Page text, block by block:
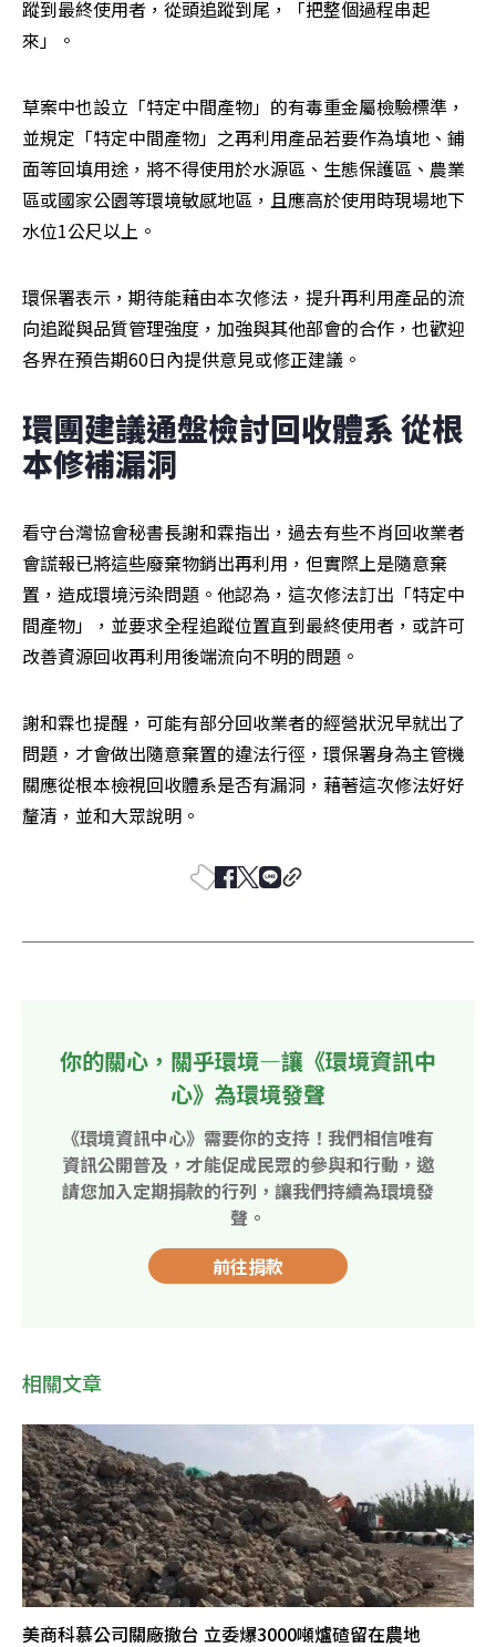
蹤到最終使用者，從頭追蹤到尾，「把整個過程串起
來」。
草案中也設立「特定中間產物」的有毒重金屬檢驗標準，
並規定「特定中間產物」之再利用產品若要作為填地、鋪
面等回填用途，將不得使用於水源區、生態保護區、農業
區或國家公園等環境敏感地區，且應高於使用時現場地下
水位1公尺以上。
環保署表示，期待能藉由本次修法，提升再利用產品的流
向追蹤與品質管理強度，加強與其他部會的合作，也歡迎
各界在預告期60日內提供意見或修正建議。
環團建議通盤檢討回收體系 從根
本修補漏洞
看守台灣協會秘書長謝和霖指出，過去有些不肖回收業者
會謊報已將這些廢棄物銷出再利用，但實際上是隨意棄
置，造成環境污染問題。他認為，這次修法訂出「特定中
間產物」，並要求全程追蹤位置直到最終使用者，或許可
改善資源回收再利用後端流向不明的問題。
謝和霖也提醒，可能有部分回收業者的經營狀況早就出了
問題，才會做出隨意棄置的違法行徑，環保署身為主管機
關應從根本檢視回收體系是否有漏洞，藉著這次修法好好
釐清，並和大眾說明。
你的關心，關乎環境—讓《環境資訊中
心》為環境發聲
《環境資訊中心》需要你的支持！我們相信唯有
資訊公開普及，才能促成民眾的參與和行動，邀
請您加入定期捐款的行列，讓我們持續為環境發
聲。
前往捐款
相關文章
美商科慕公司關廠撤台 立委爆3000噸爐碴留在農地